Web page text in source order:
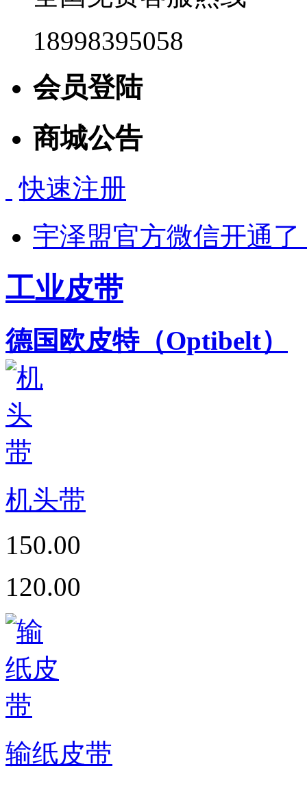
18998395058
会员登陆
商城公告
快速注册
宇泽盟官方微信开通
工业皮带
德国欧皮特（Optibelt）
机头带
150.00
120.00
输纸皮带